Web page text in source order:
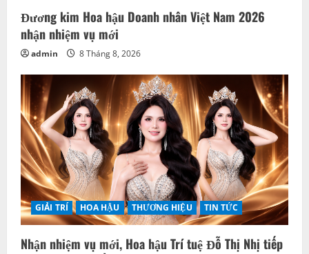
Đương kim Hoa hậu Doanh nhân Việt Nam 2026
nhận nhiệm vụ mới
admin 8 Tháng 8, 2026
GIẢI TRÍ HOA HẬU THƯƠNG HIỆU TIN TỨC
Nhận nhiệm vụ mới, Hoa hậu Trí tuệ Đỗ Thị Nhị tiếp